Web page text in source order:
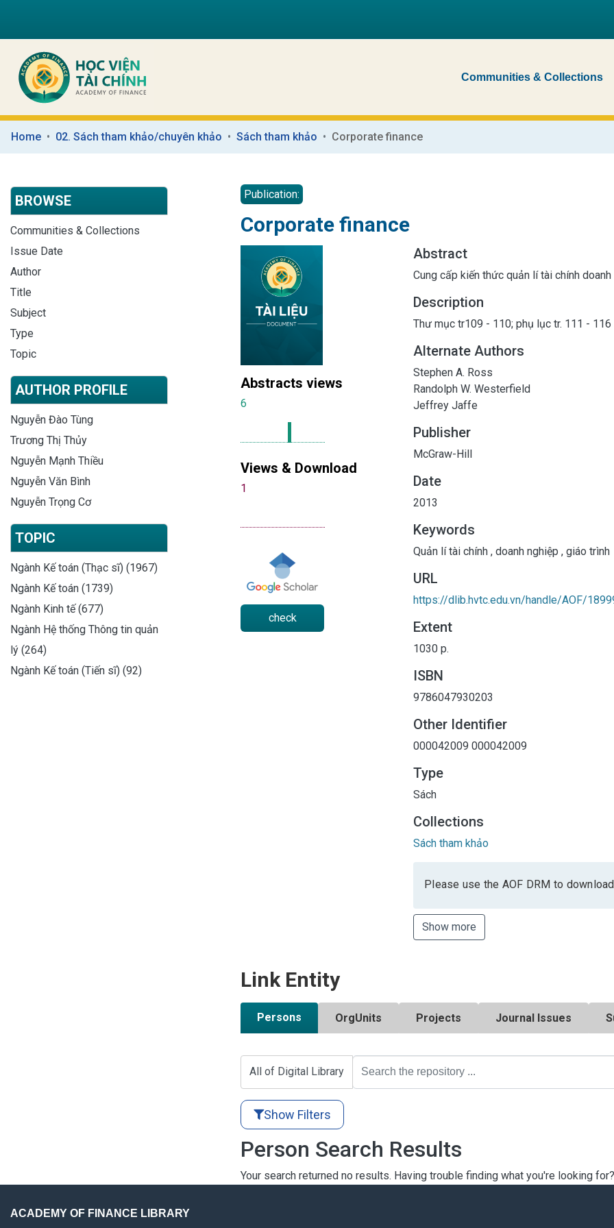
Communities & Collections
Home 02. Sách tham khảo/chuyên khảo Sách tham khảo Corporate finance
BROWSE
Communities & Collections
Issue Date
Author
Title
Subject
Type
Topic
AUTHOR PROFILE
Nguyễn Đào Tùng
Trương Thị Thủy
Nguyễn Mạnh Thiều
Nguyễn Văn Bình
Nguyễn Trọng Cơ
TOPIC
Ngành Kế toán (Thạc sĩ) (1967)
Ngành Kế toán (1739)
Ngành Kinh tế (677)
Ngành Hệ thống Thông tin quản
lý (264)
Ngành Kế toán (Tiến sĩ) (92)
Publication:
Corporate finance
Abstracts views
6
Views & Download
1
check
Abstract
Cung cấp kiến thức quản lí tài chính doanh
Description
Thư mục tr109 - 110; phụ lục tr. 111 - 116
Alternate Authors
Stephen A. Ross
Randolph W. Westerfield
Jeffrey Jaffe
Publisher
McGraw-Hill
Date
2013
Keywords
Quản lí tài chính , doanh nghiệp , giáo trình
URL
https://dlib.hvtc.edu.vn/handle/AOF/
Extent
1030 p.
ISBN
9786047930203
Other Identifier
000042009 000042009
Type
Sách
Collections
Sách tham khảo
Please use the AOF DRM to
Show more
Link Entity
Persons OrgUnits Projects Journal Issues
All of Digital Library
Show Filters
Person Search Results
Your search returned no results. Having trouble finding what you're looking
ACADEMY OF FINANCE LIBRARY